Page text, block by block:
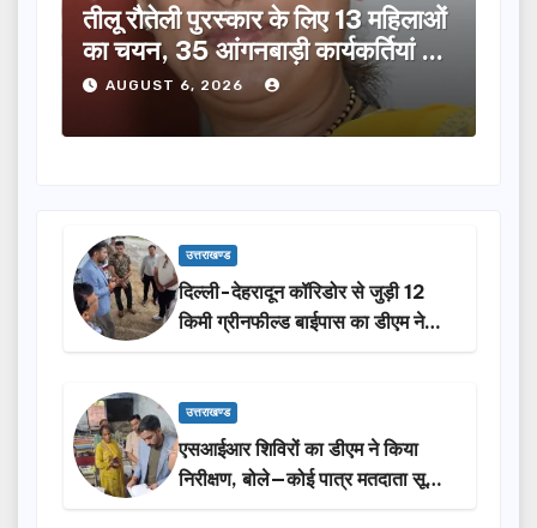
तीलू रौतेली पुरस्कार के लिए 13 महिलाओं
का चयन, 35 आंगनबाड़ी कार्यकर्तियां भी
होंगी सम्मानित…
AUGUST 6, 2026
उत्तराखण्ड
दिल्ली-देहरादून कॉरिडोर से जुड़ी 12
किमी ग्रीनफील्ड बाईपास का डीएम ने
किया निरीक्षण…
उत्तराखण्ड
एसआईआर शिविरों का डीएम ने किया
निरीक्षण, बोले—कोई पात्र मतदाता सूची
से न छूटे…